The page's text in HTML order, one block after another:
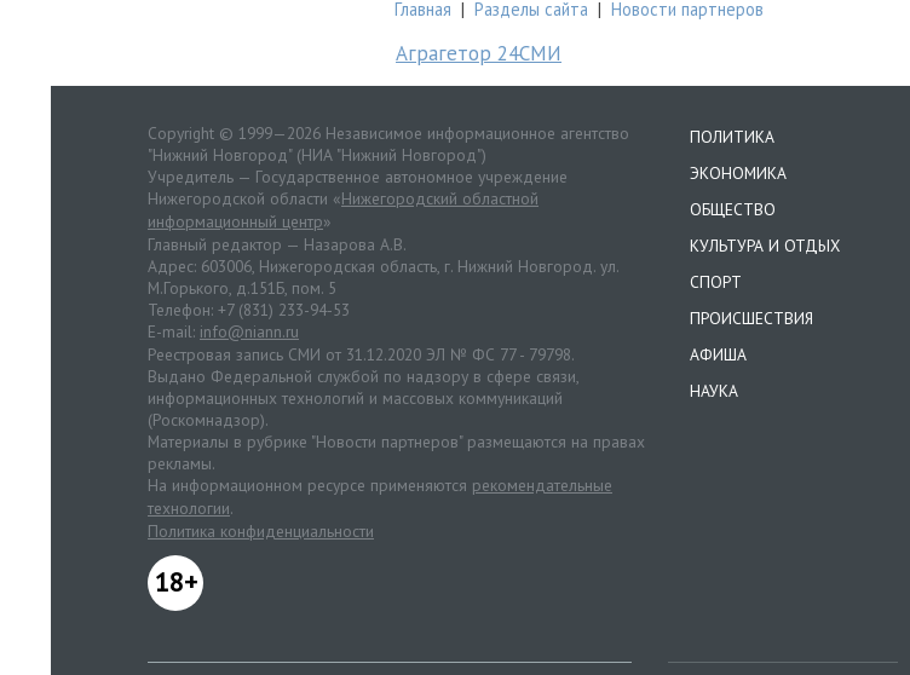
Главная | Разделы сайта | Новости партнеров
Аграгетор 24СМИ
Copyright © 1999—2026 Независимое информационное агентство
"Нижний Новгород" (НИА "Нижний Новгород")
Учредитель — Государственное автономное учреждение
Нижегородской области «Нижегородский областной
информационный центр»
Главный редактор — Назарова А.В.
Адрес: 603006, Нижегородская область, г. Нижний Новгород. ул.
М.Горького, д.151Б, пом. 5
Телефон: +7 (831) 233-94-53
E-mail: info@niann.ru
Реестровая запись СМИ от 31.12.2020 ЭЛ № ФС 77 - 79798.
Выдано Федеральной службой по надзору в сфере связи,
информационных технологий и массовых коммуникаций
(Роскомнадзор).
Материалы в рубрике "Новости партнеров" размещаются на правах
рекламы.
На информационном ресурсе применяются рекомендательные
технологии.
Политика конфиденциальности
18+
ПОЛИТИКА
ЭКОНОМИКА
ОБЩЕСТВО
КУЛЬТУРА И ОТДЫХ
СПОРТ
ПРОИСШЕСТВИЯ
АФИША
НАУКА